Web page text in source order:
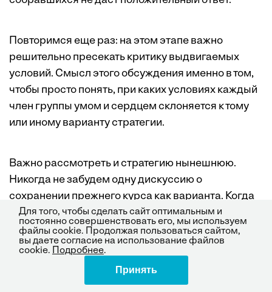
Повторимся еще раз: на этом этапе важно
решительно пресекать критику выдвигаемых
условий. Смысл этого обсуждения именно в том,
чтобы просто понять, при каких условиях каждый
член группы умом и сердцем склоняется к тому
или иному варианту стратегии.
Важно рассмотреть и стратегию нынешнюю.
Никогда не забудем одну дискуссию о
сохранении прежнего курса как варианта. Когда
совещание уже близилось к концу, президент
компании вскочил с кресла и опрометью выбежал
из комнаты. Минут через десять он вернулся,
сказал, что ему вдруг ясна стала вся
Для того, чтобы сделать сайт оптимальным и
постоянно совершенствовать его, мы используем
файлы cookie. Продолжая пользоваться сайтом,
вы даете согласие на использование файлов
cookie.
Подробнее.
Принять